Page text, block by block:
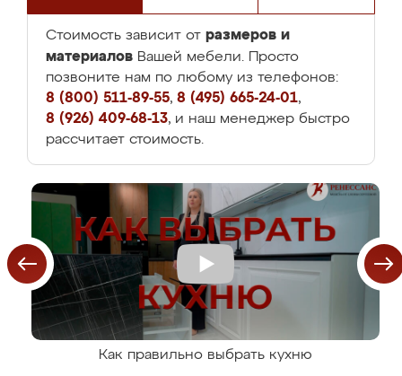
Стоимость зависит от размеров и
материалов Вашей мебели. Просто
позвоните нам по любому из телефонов:
8 (800) 511-89-55, 8 (495) 665-24-01,
8 (926) 409-68-13, и наш менеджер быстро
рассчитает стоимость.
Как правильно выбрать кухню